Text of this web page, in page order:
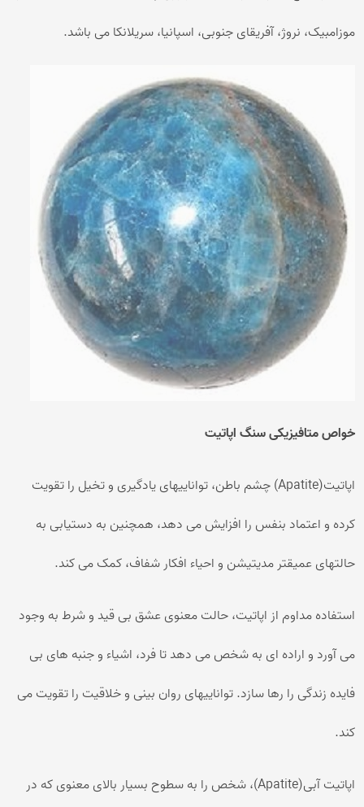
موزامبیک، نروژ، آفریقای جنوبی، اسپانیا، سریلانکا می باشد.
خواص متافیزیکی سنگ اپاتیت
اپاتیت(Apatite) چشم باطن، تواناییهای یادگیری و تخیل را تقویت
کرده و اعتماد بنفس را افزایش می دهد، همچنین به دستیابی به
حالتهای عمیقتر مدیتیشن و احیاء افکار شفاف، کمک می کند.
استفاده مداوم از اپاتیت، حالت معنوی عشق بی قید و شرط به وجود
می آورد و اراده ای به شخص می دهد تا فرد، اشیاء و جنبه های بی
فایده زندگی را رها سازد. تواناییهای روان بینی و خلاقیت را تقویت می
کند.
اپاتیت آبی(Apatite)، شخص را به سطوح بسیار بالای معنوی که در